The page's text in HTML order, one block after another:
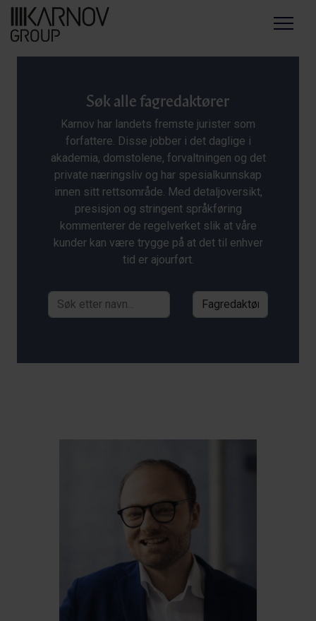
Menu
Søk alle fagredaktører
Karnov har landets fremste jurister som
forfattere. Disse jobber i det daglige i
akademia, domstolene, forvaltningen og det
private næringsliv og har spesialkunnskap
innen sitt rettsområde. Med detaljoversikt,
presisjon og stringent språkføring
kommenterer de regelverket slik at våre
kunder kan være trygge på at det til enhver
tid er ajourført.